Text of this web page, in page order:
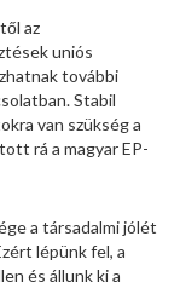
az
uniós
további
Stabil
van szükség a
rá a magyar EP-
a társadalmi jólét
lépünk fel, a
és állunk ki a